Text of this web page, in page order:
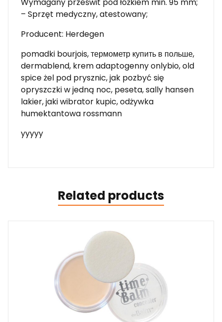
– Sprzęt medyczny, atestowany;
Producent: Herdegen
pomadki bourjois, термометр купить в польше,
dermablend, krem adaptogenny onlybio, old
spice żel pod prysznic, jak pozbyć się
opryszczki w jedną noc, peseta, sally hansen
lakier, jaki wibrator kupic, odżywka
humektantowa rossmann
yyyyy
Related products